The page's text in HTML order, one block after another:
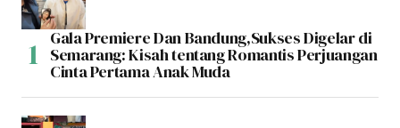
Gala Premiere Dan Bandung,Sukses Digelar di
Semarang: Kisah tentang Romantis Perjuangan
Cinta Pertama Anak Muda